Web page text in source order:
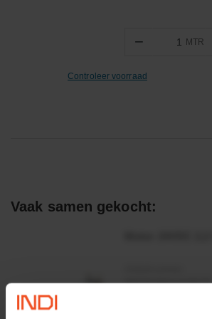
− Aantal
MTR
Controleer voorraad
Vaak samen gekocht:
MPPDCM24V2200TP